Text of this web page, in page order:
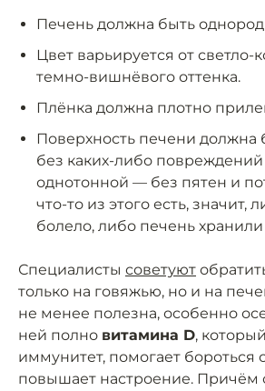
Печень должна быть
Цвет варьируется от светло-
темно-вишнёвого оттенка.
Плёнка должна плотно
Поверхность печени должна
без каких-либо
однотонной — без пятен и
что-то из этого есть, значит,
болело, либо печень
Специалисты советуют
только на говяжью, но и на
не менее полезна, особенно
ней полно витамина D,
иммунитет, помогает бороться
повышает настроение. Причём